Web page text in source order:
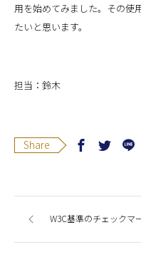
用を始めてみました。その使
たいと思います。
担当：鈴木
Share
W3C基準のチェックマ